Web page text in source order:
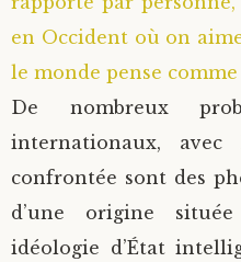
Sainte Xenia
Sainte Matrone de
Natalia de Vyritsa
Staritsa Anastasia
Geronda Arsenios le
Gerondissa Makrina
Archimandrite
Père Héliodore
en Occident où on
le monde pense comme
De nombreux
internationaux,
confrontée sont des
d’une origine située
idéologie d’État